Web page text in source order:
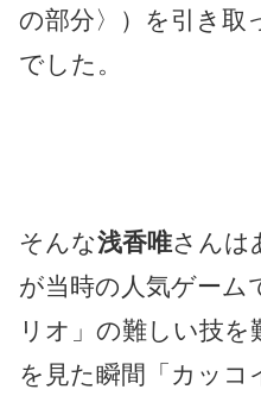
の部分〉）を引き取
でした。
そんな浅香唯さんは
が当時の人気ゲーム
リオ」の難しい技
を見た瞬間「カッコ